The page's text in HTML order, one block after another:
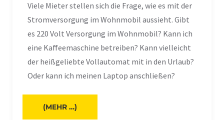
Viele Mieter stellen sich die Frage, wie es mit der
Stromversorgung im Wohnmobil aussieht. Gibt
es 220 Volt Versorgung im Wohnmobil? Kann ich
eine Kaffeemaschine betreiben? Kann vielleicht
der heißgeliebte Vollautomat mit in den Urlaub?
Oder kann ich meinen Laptop anschließen?
(MEHR …)